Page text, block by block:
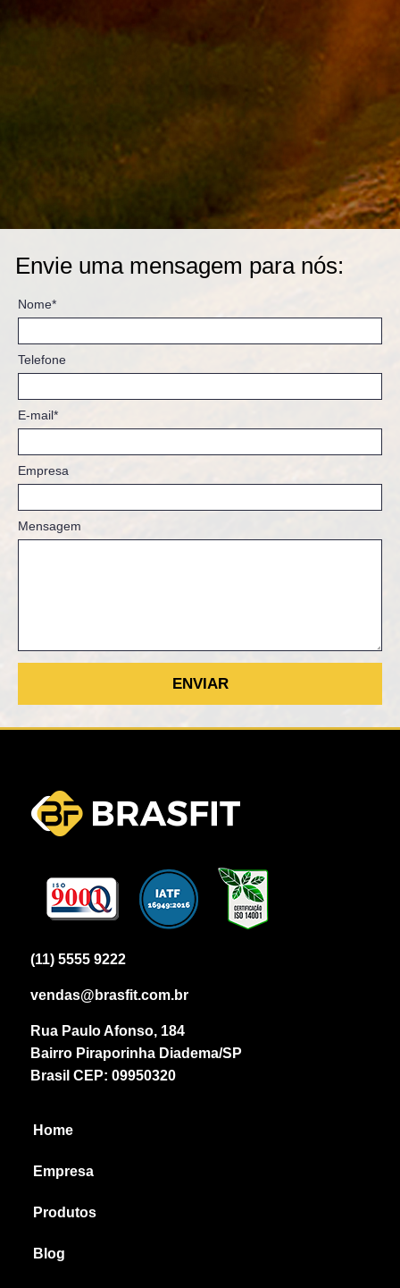
Envie uma mensagem para nós:
Nome*
Telefone
E-mail*
Empresa
Mensagem
(11) 5555 9222
vendas@brasfit.com.br
Rua Paulo Afonso, 184
Bairro Piraporinha Diadema/SP
Brasil CEP: 09950320
Home
Empresa
Produtos
Blog